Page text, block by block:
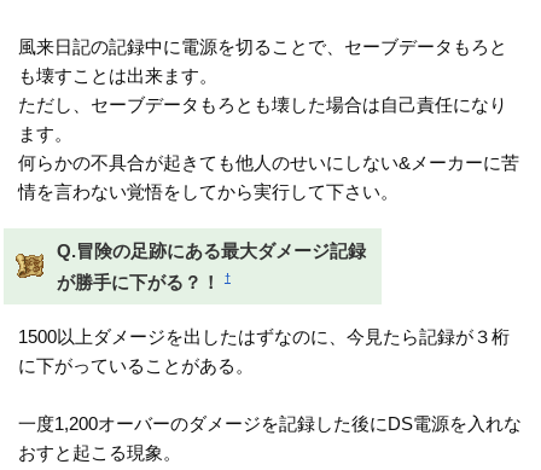
風来日記の記録中に電源を切ることで、セーブデータもろと
も壊すことは出来ます。
ただし、セーブデータもろとも壊した場合は自己責任になり
ます。
何らかの不具合が起きても他人のせいにしない&メーカーに苦
情を言わない覚悟をしてから実行して下さい。
Q.冒険の足跡にある最大ダメージ記録
が勝手に下がる？！
†
1500以上ダメージを出したはずなのに、今見たら記録が３桁
に下がっていることがある。
一度1,200オーバーのダメージを記録した後にDS電源を入れな
おすと起こる現象。